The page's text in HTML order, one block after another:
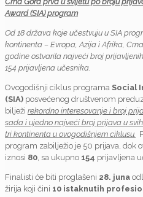
Award (SIA) program
Od 18 država koje učestvuju u SIA
kontinenta – Evropa, Azija i Afrika,
godine ostvarila najveći broj
154 prijavljena učesnika.
Ovogodišnji ciklus programa Social
(SIA) posvećenog društvenom
bilježi rekordno interesovanje i broj
sada i ujedno najveći broj prijava u
tri kontinenta u ovogodišnjem ciklusu.
program zabilježio je 50 prijava, dok
iznosi 80, sa ukupno 154 prijavljena
Finalisti će biti proglašeni 28. juna
žirija koji čini 10 istaknutih